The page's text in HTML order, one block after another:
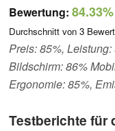
Bewertung: 84.33%
Durchschnitt von 3
Preis: 85%,
Bildschirm: 86%
Ergonomie: 85%,
Testberichte für